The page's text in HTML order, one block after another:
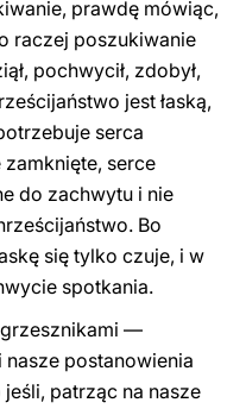
prawdę mówiąc,
raczej poszukiwanie
pochwycił, zdobył,
jest łaską,
serca
serce
do zachwytu i nie
Bo
się tylko czuje, i w
spotkania.
grzesznikami —
postanowienia
patrząc na nasze